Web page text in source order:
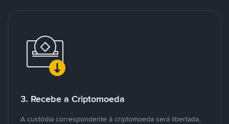
3. Recebe a Criptomoeda
A custódia correspondente à criptomoeda será libertada,